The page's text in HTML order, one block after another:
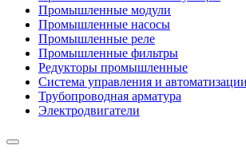
Промышленные модули
Промышленные насосы
Промышленные реле
Промышленные фильтры
Редукторы промышленные
Система управления и автоматизации
Трубопроводная арматура
Электродвигатели